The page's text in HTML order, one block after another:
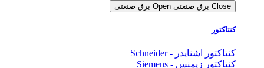
Close برق صنعتی Open برق صنعتی
کنتاکتور
کنتاکتور اشنایدر - Schneider
کنتاکتور زیمنس - Siemens